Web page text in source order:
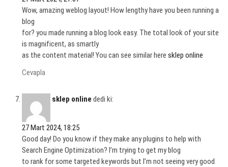
Wow, amazing weblog layout! How lengthy have you been running a
blog
for? you made running a blog look easy. The total look of your site
is magnificent, as smartly
as the content material! You can see similar heresklep online
Cevapla
sklep online dedi ki:
27 Mart 2024, 18:25
Good day! Do you know if they make any plugins to help with
Search Engine Optimization? I’m trying to get my blog
to rank for some targeted keywords but I’m not seeing very good